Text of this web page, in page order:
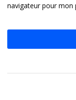
navigateur pour mon